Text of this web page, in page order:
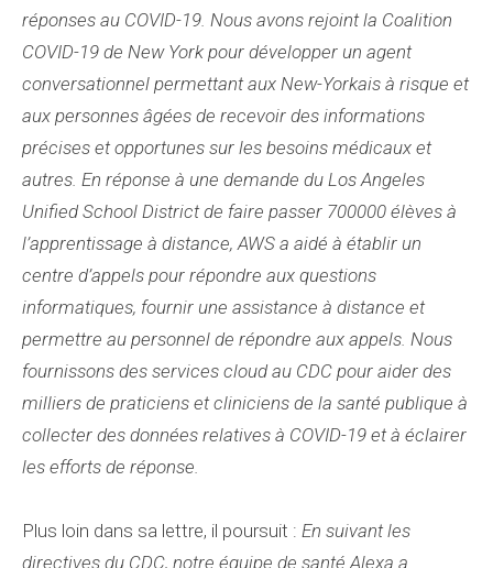
réponses au COVID-19. Nous avons rejoint la Coalition
COVID-19 de New York pour développer un agent
conversationnel permettant aux New-Yorkais à risque et
aux personnes âgées de recevoir des informations
précises et opportunes sur les besoins médicaux et
autres. En réponse à une demande du Los Angeles
Unified School District de faire passer 700000 élèves à
l’apprentissage à distance, AWS a aidé à établir un
centre d’appels pour répondre aux questions
informatiques, fournir une assistance à distance et
permettre au personnel de répondre aux appels. Nous
fournissons des services cloud au CDC pour aider des
milliers de praticiens et cliniciens de la santé publique à
collecter des données relatives à COVID-19 et à éclairer
les efforts de réponse.
Plus loin dans sa lettre, il poursuit : En suivant les
directives du CDC, notre équipe de santé Alexa a